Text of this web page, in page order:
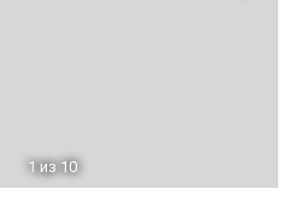
1 из 10